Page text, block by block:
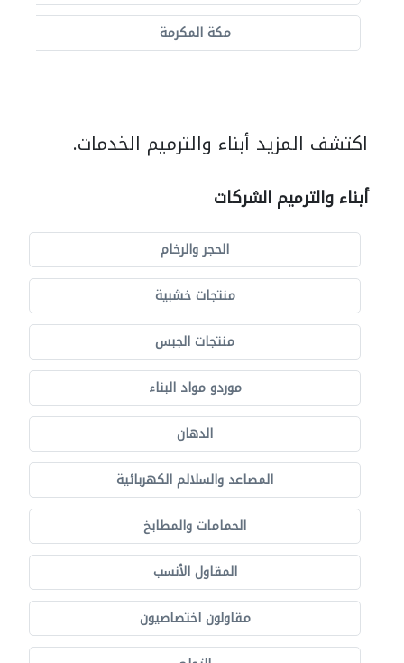
مكة المكرمة
اكتشف المزيد أبناء والترميم الخدمات.
أبناء والترميم الشركات
الحجر والرخام
منتجات خشبية
منتجات الجبس
موردو مواد البناء
الدهان
المصاعد والسلالم الكهربائية
الحمامات والمطابخ
المقاول الأنسب
مقاولون اختصاصيون